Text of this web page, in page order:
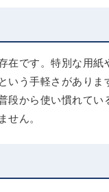
在です。特別な用紙
いう手軽さがありま
段から使い慣れてい
ん。